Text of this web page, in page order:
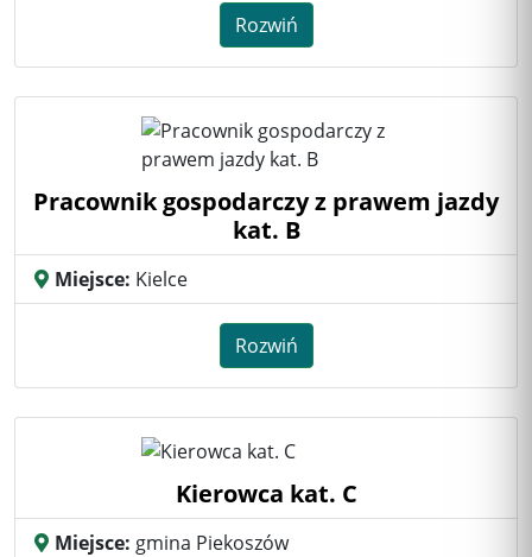
Rozwiń
Pracownik gospodarczy z prawem jazdy
kat. B
Miejsce: Kielce
Rozwiń
Kierowca kat. C
Miejsce: gmina Piekoszów